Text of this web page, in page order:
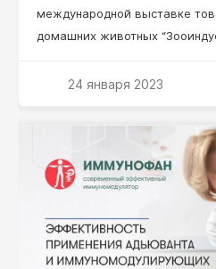
международной выставке
домашних животных
“ЭКСПОФОРУМ” в Санкт-
100 участников, 4 000
площадь экспозиций! Номер
выставки ООО НПП “Бионокс”
24 января 2023